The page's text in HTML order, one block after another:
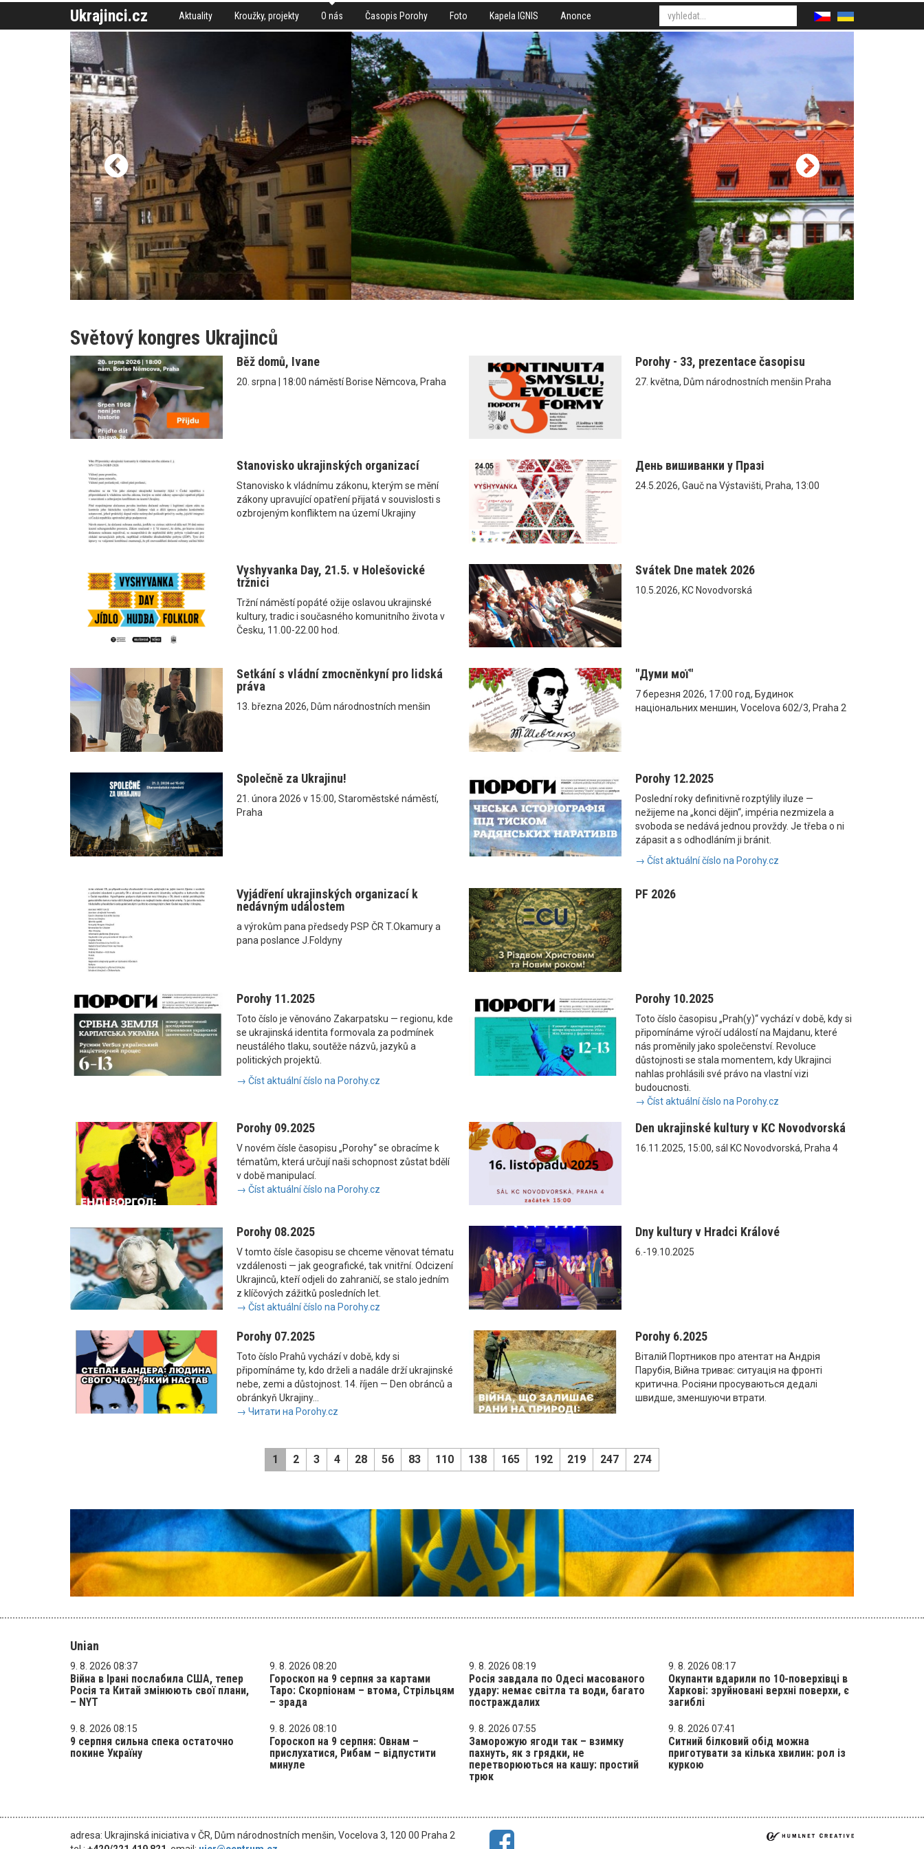
Ukrajinci.cz Aktuality Kroužky, projekty O nás Časopis Porohy Foto Kapela IGNIS Anonce
Světový kongres Ukrajinců
Běž domů, Ivane
20. srpna | 18:00 náměstí Borise Němcova, Praha
Porohy - 33, prezentace časopisu
27. května, Dům národnostních menšin Praha
Stanovisko ukrajinských organizací
Stanovisko k vládnímu zákonu, kterým se mění
zákony upravující opatření přijatá v souvislosti s
ozbrojeným konfliktem na území Ukrajiny
День вишиванки у Празі
24.5.2026, Gauč na Výstavišti, Praha, 13:00
Vyshyvanka Day, 21.5. v Holešovické
tržnici
Tržní náměstí popáté ožije oslavou ukrajinské
kultury, tradic i současného komunitního života v
Česku, 11.00-22.00 hod.
Svátek Dne matek 2026
10.5.2026, KC Novodvorská
Setkání s vládní zmocněnkyní pro lidská
práva
13. března 2026, Dům národnostních menšin
"Думи мої"
7 березня 2026, 17:00 год, Будинок
національних меншин, Vocelova 602/3, Praha 2
Společně za Ukrajinu!
21. února 2026 v 15:00, Staroměstské náměstí,
Praha
Porohy 12.2025
Poslední roky definitivně rozptýlily iluze —
nežijeme na „konci dějin“, impéria nezmizela a
svoboda se nedává jednou provždy. Je třeba o ni
zápasit a s odhodláním ji bránit.
→ Číst aktuální číslo na Porohy.cz
Vyjádření ukrajinských organizací k
nedávným událostem
a výrokům pana předsedy PSP ČR T.Okamury a
pana poslance J.Foldyny
PF 2026
Porohy 11.2025
Toto číslo je věnováno Zakarpatsku — regionu, kde
se ukrajinská identita formovala za podmínek
neustálého tlaku, soutěže názvů, jazyků a
politických projektů.
→ Číst aktuální číslo na Porohy.cz
Porohy 10.2025
Toto číslo časopisu „Prah(y)“ vychází v době, kdy si
připomínáme výročí událostí na Majdanu, které
nás proměnily jako společenství. Revoluce
důstojnosti se stala momentem, kdy Ukrajinci
nahlas prohlásili své právo na vlastní vizi
budoucnosti.
→ Číst aktuální číslo na Porohy.cz
Porohy 09.2025
V novém čísle časopisu „Porohy“ se obracíme k
tématům, která určují naši schopnost zůstat bdělí
v době manipulací.
→ Číst aktuální číslo na Porohy.cz
Den ukrajinské kultury v KC Novodvorská
16.11.2025, 15:00, sál KC Novodvorská, Praha 4
Porohy 08.2025
V tomto čísle časopisu se chceme věnovat tématu
vzdálenosti — jak geografické, tak vnitřní. Odcizení
Ukrajinců, kteří odjeli do zahraničí, se stalo jedním
z klíčových zážitků posledních let.
→ Číst aktuální číslo na Porohy.cz
Dny kultury v Hradci Králové
6.-19.10.2025
Porohy 07.2025
Toto číslo Prahů vychází v době, kdy si
připomínáme ty, kdo drželi a nadále drží ukrajinské
nebe, zemi a důstojnost. 14. říjen — Den obránců a
obránkyň Ukrajiny...
→ Читати на Porohy.cz
Porohy 6.2025
Віталій Портников про атентат на Андрія
Парубія, Війна триває: ситуація на фронті
критична. Росіяни просуваються дедалі
швидше, зменшуючи втрати.
1 2 3 4 28 56 83 110 138 165 192 219 247 274
Unian
9. 8. 2026 08:37
Війна в Ірані послабила США, тепер
Росія та Китай змінюють свої плани,
– NYT
9. 8. 2026 08:20
Гороскоп на 9 серпня за картами
Таро: Скорпіонам – втома, Стрільцям
– зрада
9. 8. 2026 08:19
Росія завдала по Одесі масованого
удару: немає світла та води, багато
постраждалих
9. 8. 2026 08:17
Окупанти вдарили по 10-поверхівці в
Харкові: зруйновані верхні поверхи, є
загиблі
9. 8. 2026 08:15
9 серпня сильна спека остаточно
покине Україну
9. 8. 2026 08:10
Гороскоп на 9 серпня: Овнам –
прислухатися, Рибам – відпустити
минуле
9. 8. 2026 07:55
Заморожую ягоди так – взимку
пахнуть, як з грядки, не
перетворюються на кашу: простий
трюк
9. 8. 2026 07:41
Ситний білковий обід можна
приготувати за кілька хвилин: рол із
куркою
adresa: Ukrajinská iniciativa v ČR, Dům národnostních menšin, Vocelova 3, 120 00 Praha 2